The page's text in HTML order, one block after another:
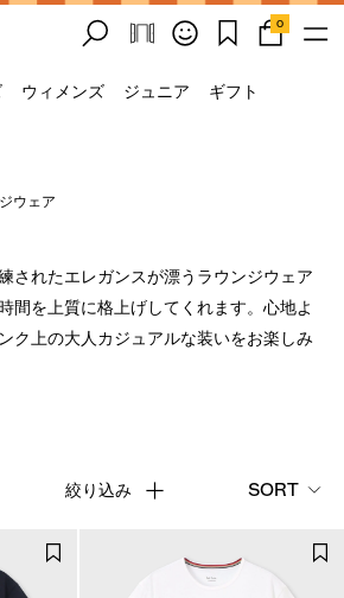
0
ウィメンズ ジュニア ギフト
ウェア
されたエレガンスが漂うラウンジウェア
間を上質に格上げしてくれます。心地よ
ク上の大人カジュアルな装いをお楽しみ
絞り込み SORT